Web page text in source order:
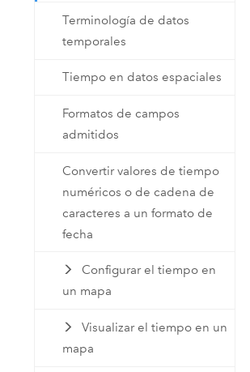
Terminología de datos
temporales
Tiempo en datos espaciales
Formatos de campos
admitidos
Convertir valores de tiempo
numéricos o de cadena de
caracteres a un formato de
fecha
Configurar el tiempo en
un mapa
Visualizar el tiempo en un
mapa